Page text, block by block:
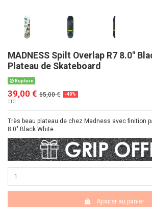
MADNESS Spilt Overlap R7 8.0"
Plateau de Skateboard
Rupture
39,00 € 65,00 € -40%
TTC
Très beau plateau de chez Madness avec finition
8.0" Black White.
Ajouter au panier